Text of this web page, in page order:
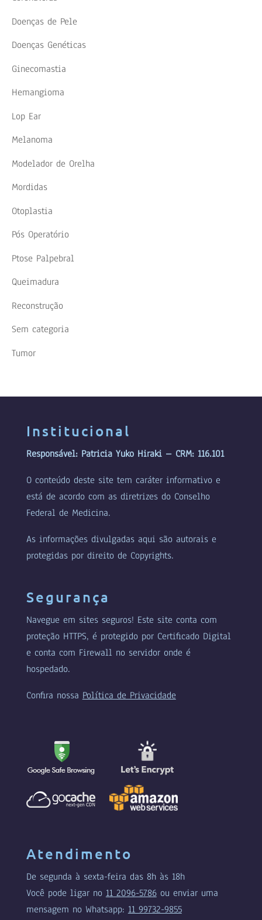
Doenças de Pele
Doenças Genéticas
Ginecomastia
Hemangioma
Lop Ear
Melanoma
Modelador de Orelha
Mordidas
Otoplastia
Pós Operatório
Ptose Palpebral
Queimadura
Reconstrução
Sem categoria
Tumor
Institucional
Responsável: Patricia Yuko Hiraki – CRM: 116.101
O conteúdo deste site tem caráter informativo e
está de acordo com as diretrizes do Conselho
Federal de Medicina.
As informações divulgadas aqui são autorais e
protegidas por direito de Copyrights.
Segurança
Navegue em sites seguros! Este site conta com
proteção HTTPS, é protegido por Certificado Digital
e conta com Firewall no servidor onde é
hospedado.
Confira nossa Política de Privacidade
Atendimento
De segunda à sexta-feira das 8h às 18h
Você pode ligar no 11 2096-5786ou enviar uma
mensagem no Whatsapp: 11 99732-9855